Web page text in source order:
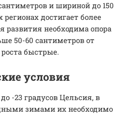
и шириной до 150
достигает более
развития необходима опора
50-60 сантиметров от
быстрые.
условия
-23 градусов Цельсия, в
зимами их необходимо